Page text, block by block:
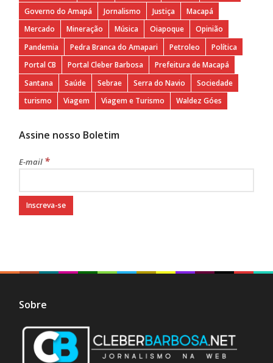
Governo do Amapá
Jornalismo Justiça
Macapá
Mercado
Mineração Música Oiapoque
Opinião
Pandemia
Pedra Branca do Amapari Petroleo
Política
Portal CB
Portal Cleber Barbosa
Prefeitura de Macapá
Santana
Saúde Sebrae Serra do Navio
Sociedade
turismo
Viagem Viagem e Turismo Waldez Góes
Assine nosso Boletim
E-mail *
Sobre